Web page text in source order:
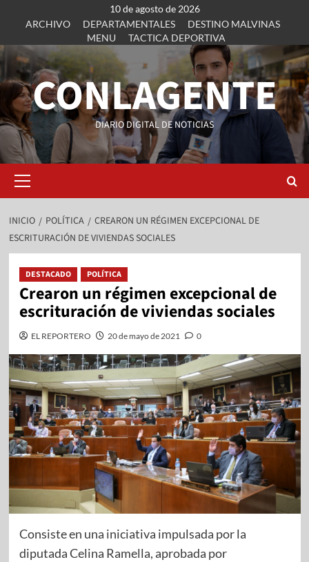
10 de agosto de 2026
ARCHIVO
DEPARTAMENTALES
DESTINO MALVINAS
MENU
TACTICA DEPORTIVA
CONLAGENTE
DIARIO DIGITAL DE NOTICIAS
INICIO POLÍTICA
CREARON UN RÉGIMEN EXCEPCIONAL DE
ESCRITURACIÓN DE VIVIENDAS SOCIALES
DESTACADO POLÍTICA
Crearon un régimen excepcional de
escrituración de viviendas sociales
EL REPORTERO 20 de mayo de 2021 0
Consiste en una iniciativa impulsada por la
diputada Celina Ramella, aprobada por